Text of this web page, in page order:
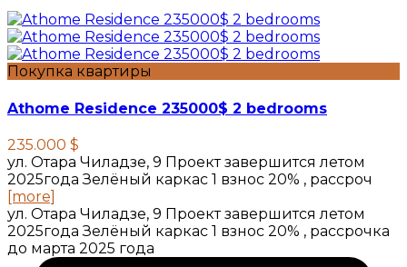
Покупка квартиры
Athome Residence 235000$ 2 bedrooms
235.000 $
ул. Отара Чиладзе, 9 Проект завершится летом
2025года Зелёный каркас 1 взнос 20% , рассроч
[more]
ул. Отара Чиладзе, 9 Проект завершится летом
2025года Зелёный каркас 1 взнос 20% , рассрочка
до марта 2025 года